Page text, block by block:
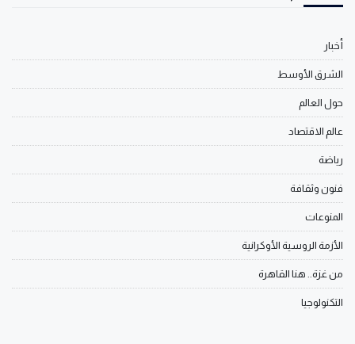
أخبار
الشرق الأوسط
حول العالم
عالم الاقتصاد
رياضة
فنون وثقافة
المنوعات
الأزمة الروسية الأوكرانية
من غزة.. هنا القاهرة
التكنولوجيا